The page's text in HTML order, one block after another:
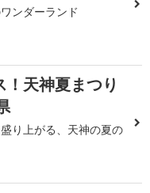
ンダーランド
！天神夏まつり
り上がる、天神の夏の